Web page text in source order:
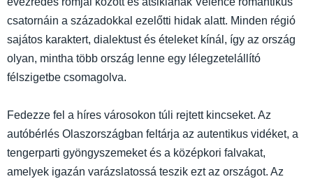
csatornáin a századokkal ezelőtti hidak alatt. Minden régió
sajátos karaktert, dialektust és ételeket kínál, így az ország
olyan, mintha több ország lenne egy lélegzetelállító
félszigetbe csomagolva.
Fedezze fel a híres városokon túli rejtett kincseket. Az
autóbérlés Olaszországban feltárja az autentikus vidéket, a
tengerparti gyöngyszemeket és a középkori falvakat,
amelyek igazán varázslatossá teszik ezt az országot. Az